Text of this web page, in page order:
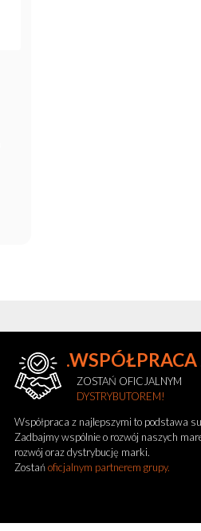
.WSPÓŁPRACA
ZOSTAŃ OFICJALNYM
DYSTRYBUTOREM!
Współpraca z najlepszymi to podstawa
Zadbajmy wspólnie o rozwój naszych
rozwój oraz dystrybucję marki.
Zostańoficjalnym partnerem grupy.